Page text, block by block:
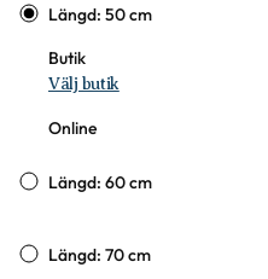
Längd: 50 cm
Butik
Välj butik
Online
Längd: 60 cm
Längd: 70 cm